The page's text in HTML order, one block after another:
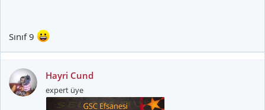
Sınıf 9
Hayri Cund
expert üye